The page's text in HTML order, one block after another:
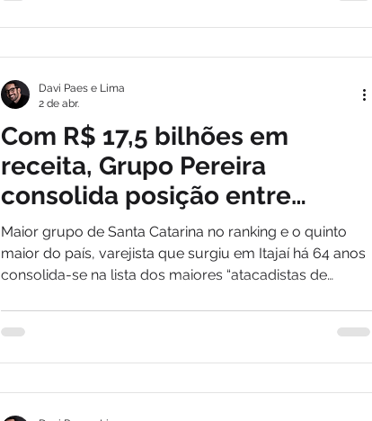
Com R$ 17,5 bilhões em
receita, Grupo Pereira
consolida posição entre
gigantes do atacarejo
nacional
Maior grupo de Santa Catarina no ranking e o quinto
maior do país, varejista que surgiu em Itajaí há 64 anos
consolida-se na lista dos maiores “atacadistas de
Davi Paes e Lima
2 de abr.